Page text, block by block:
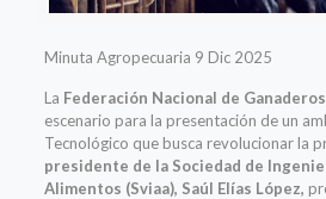
Minuta Agropecuaria 9 Dic 2025
La Federación Nacional de
escenario para la presentación de un
Tecnológico que busca revolucionar la
presidente de la Sociedad de
Alimentos (Sviaa), Saúl Elías López,